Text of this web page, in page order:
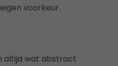
voorkeur.
altijd wat abstract